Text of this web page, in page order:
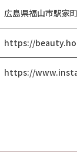
広島県福山市駅家
https://
https://